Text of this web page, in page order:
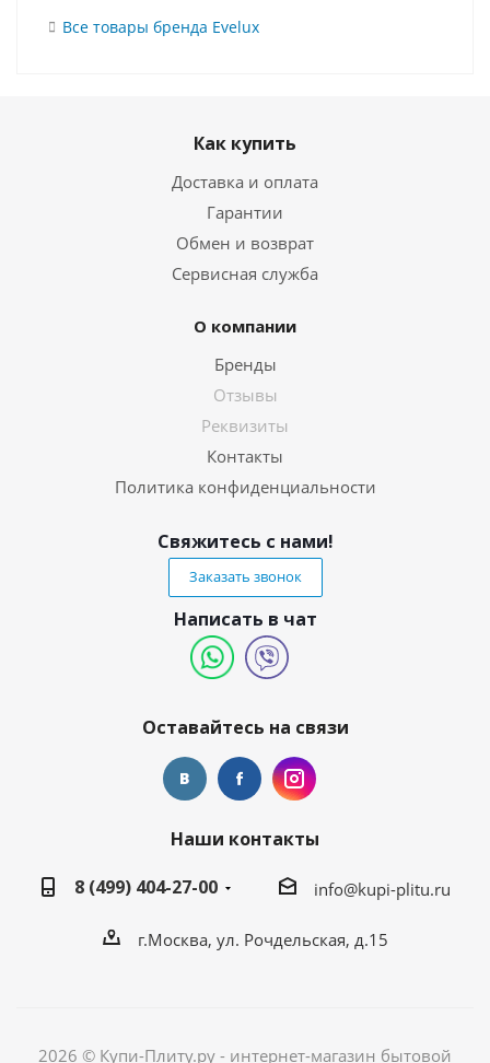
Все товары бренда Evelux
Как купить
Доставка и оплата
Гарантии
Обмен и возврат
Сервисная служба
О компании
Бренды
Отзывы
Реквизиты
Контакты
Политика конфиденциальности
Свяжитесь с нами!
Заказать звонок
Написать в чат
Оставайтесь на связи
Наши контакты
8 (499) 404-27-00
info@kupi-plitu.ru
г.Москва, ул. Рочдельская, д.15
2026 © Купи-Плиту.ру - интернет-магазин бытовой